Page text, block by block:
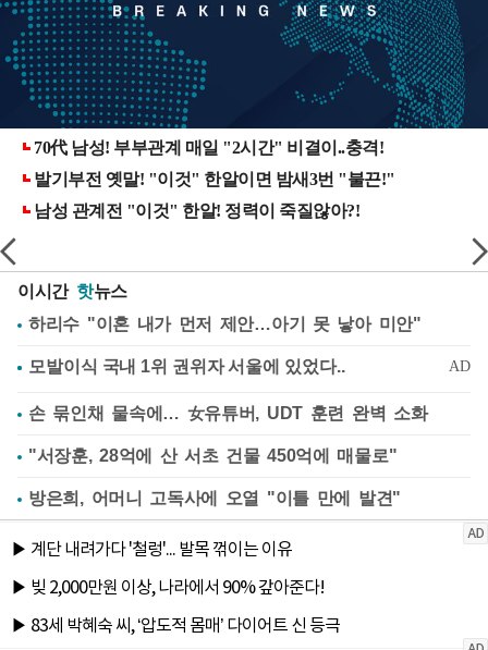
이시간 핫뉴스
하리수 "이혼 내가 먼저 제안…아기 못 낳아 미안"
손 묶인채 물속에… 女유튜버, UDT 훈련 완벽 소화
"서장훈, 28억에 산 서초 건물 450억에 매물로"
방은희, 어머니 고독사에 오열 "이틀 만에 발견"